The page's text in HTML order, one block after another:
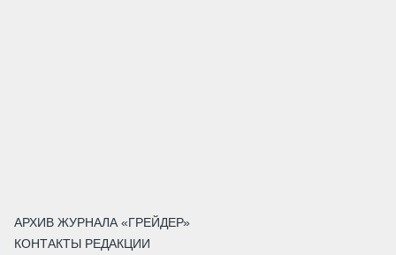
АРХИВ ЖУРНАЛА «ГРЕЙДЕР»
КОНТАКТЫ РЕДАКЦИИ